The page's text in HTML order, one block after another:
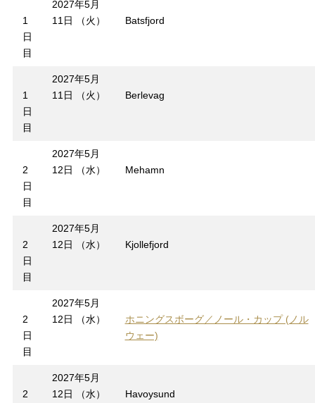
1
日
目
2027年5月
11日 （火）
Batsfjord
1
日
目
2027年5月
11日 （火）
Berlevag
2
日
目
2027年5月
12日 （水）
Mehamn
2
日
目
2027年5月
12日 （水）
Kjollefjord
2
日
目
2027年5月
12日 （水）
ホニングスボーグ／ノール・カップ (ノル
ウェー)
2
2027年5月
12日 （水）
Havoysund